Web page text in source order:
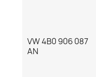
VW 4B0 906 087
AN